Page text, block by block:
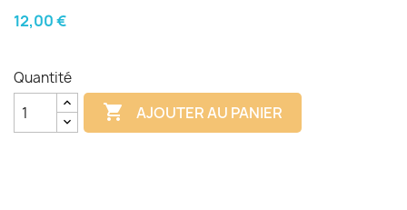
12,00 €
Quantité
 AJOUTER AU PANIER